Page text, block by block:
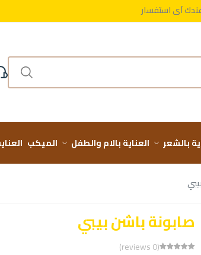
أي استفسار
فوق 999 ج
بالشعر العناية بالام والطفل الميكب
صابونة باشن بيبي
(0 reviews)